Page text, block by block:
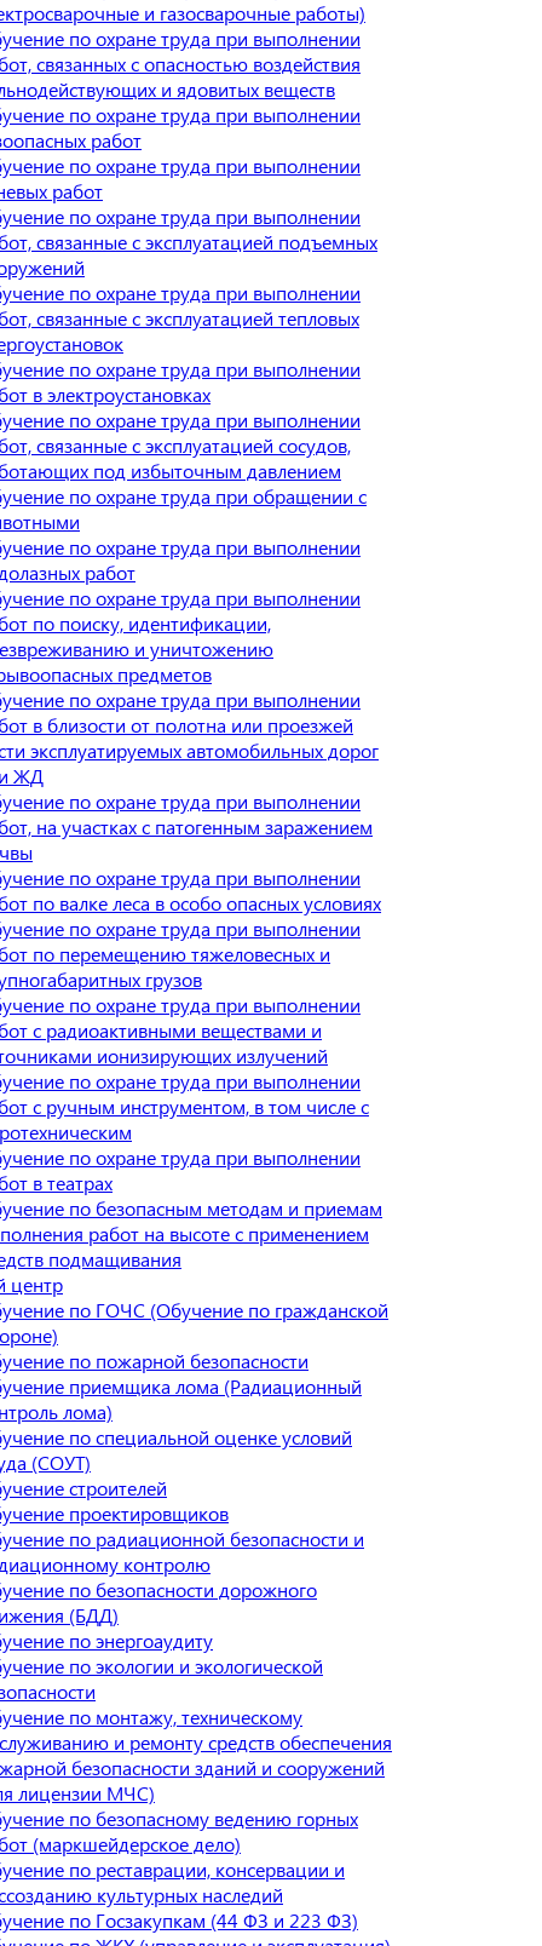
и газосварочные работы)
по охране труда при выполнении
связанных с опасностью воздействия
и ядовитых веществ
по охране труда при выполнении
работ
по охране труда при выполнении
работ
по охране труда при выполнении
связанные с эксплуатацией подъемных
по охране труда при выполнении
связанные с эксплуатацией тепловых
по охране труда при выполнении
в электроустановках
по охране труда при выполнении
связанные с эксплуатацией сосудов,
под избыточным давлением
по охране труда при обращении с
по охране труда при выполнении
работ
по охране труда при выполнении
по поиску, идентификации,
и уничтожению
предметов
по охране труда при выполнении
в близости от полотна или проезжей
эксплуатируемых автомобильных дорог
ЖД
по охране труда при выполнении
на участках с патогенным заражением
по охране труда при выполнении
по валке леса в особо опасных условиях
по охране труда при выполнении
по перемещению тяжеловесных и
грузов
по охране труда при выполнении
с радиоактивными веществами и
ионизирующих излучений
по охране труда при выполнении
с ручным инструментом, в том числе с
по охране труда при выполнении
в театрах
по безопасным методам и приемам
работ на высоте с применением
подмащивания
центр
по ГОЧС (Обучение по гражданской
по пожарной безопасности
приемщика лома (Радиационный
лома)
по специальной оценке условий
(СОУТ)
строителей
проектировщиков
по радиационной безопасности и
контролю
по безопасности дорожного
(БДД)
по энергоаудиту
по экологии и экологической
по монтажу, техническому
и ремонту средств обеспечения
безопасности зданий и сооружений
лицензии МЧС)
по безопасному ведению горных
(маркшейдерское дело)
по реставрации, консервации и
культурных наследий
по Госзакупкам (44 ФЗ и 223 ФЗ)